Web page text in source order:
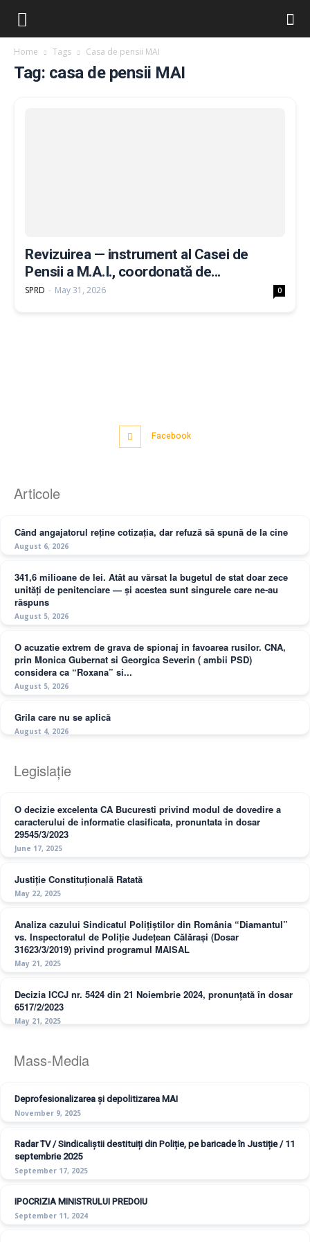
Home Tags Casa de pensii MAI
Tag: casa de pensii MAI
Revizuirea — instrument al Casei de
Pensii a M.A.I., coordonată de...
SPRD - May 31, 2026 0
Facebook
Articole
Când angajatorul reține cotizația, dar refuză să spună de la cine
August 6, 2026
341,6 milioane de lei. Atât au vărsat la bugetul de stat doar zece
unități de penitenciare — și acestea sunt singurele care ne-au
răspuns
August 5, 2026
O acuzatie extrem de grava de spionaj in favoarea rusilor. CNA,
prin Monica Gubernat si Georgica Severin ( ambii PSD)
considera ca “Roxana” si...
August 5, 2026
Grila care nu se aplică
August 4, 2026
Legislație
O decizie excelenta CA Bucuresti privind modul de dovedire a
caracterului de informatie clasificata, pronuntata in dosar
29545/3/2023
June 17, 2025
Justiție Constituțională Ratată
May 22, 2025
Analiza cazului Sindicatul Polițiștilor din România “Diamantul”
vs. Inspectoratul de Poliție Județean Călărași (Dosar
31623/3/2019) privind programul MAISAL
May 21, 2025
Decizia ICCJ nr. 5424 din 21 Noiembrie 2024, pronunțată în dosar
6517/2/2023
May 21, 2025
Mass-Media
Deprofesionalizarea și depolitizarea MAI
November 9, 2025
Radar TV / Sindicaliștii destituiți din Poliție, pe baricade în Justiție / 11
septembrie 2025
September 17, 2025
IPOCRIZIA MINISTRULUI PREDOIU
September 11, 2024